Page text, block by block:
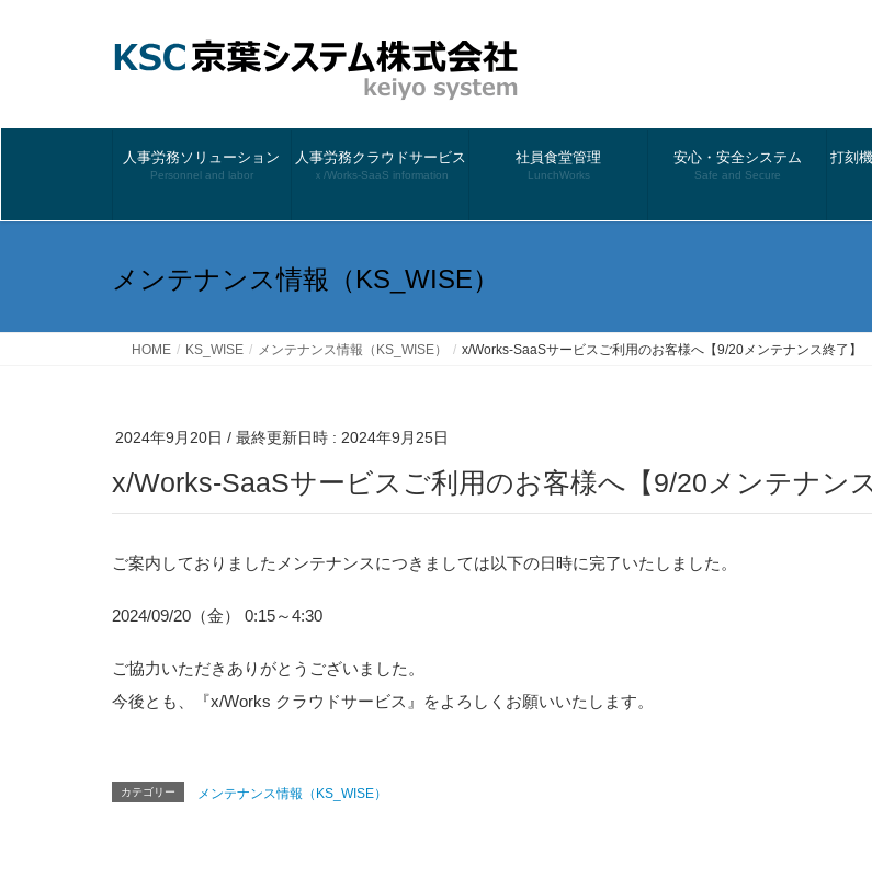
人事労務ソリューション
Personnel and labor
人事労務クラウドサービス
ｘ/Works-SaaS information
社員食堂管理
LunchWorks
安心・安全システム
Safe and Secure
打刻
メンテナンス情報（KS_WISE）
HOME KS_WISE メンテナンス情報（KS_WISE） x/Works-SaaSサービスご利用のお客様へ【9/20メンテナンス終了】
2024年9月20日 / 最終更新日時 : 2024年9月25日
x/Works-SaaSサービスご利用のお客様へ【9/20メンテナンス
ご案内しておりましたメンテナンスにつきましては以下の日時に完了いたしました。
2024/09/20（金） 0:15～4:30
ご協力いただきありがとうございました。
今後とも、『x/Works クラウドサービス』をよろしくお願いいたします。
カテゴリー メンテナンス情報（KS_WISE）